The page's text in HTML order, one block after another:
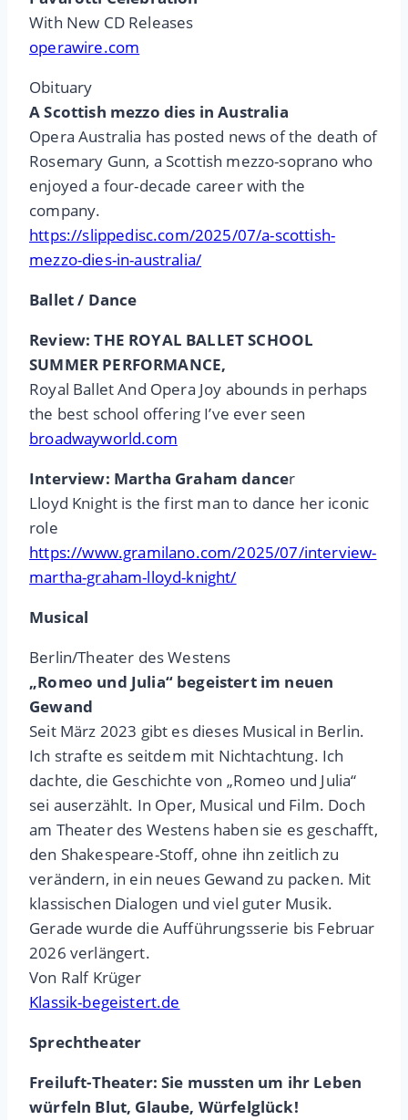
With New CD Releases
operawire.com
Obituary
A Scottish mezzo dies in Australia
Opera Australia has posted news of the death of
Rosemary Gunn, a Scottish mezzo-soprano who
enjoyed a four-decade career with the
company.
https://slippedisc.com/2025/07/a-scottish-
mezzo-dies-in-australia/
Ballet / Dance
Review: THE ROYAL BALLET SCHOOL
SUMMER PERFORMANCE,
Royal Ballet And Opera Joy abounds in perhaps
the best school offering I’ve ever seen
broadwayworld.com
Interview: Martha Graham dancer
Lloyd Knight is the first man to dance her iconic
role
https://www.gramilano.com/2025/07/interview-
martha-graham-lloyd-knight/
Musical
Berlin/Theater des Westens
„Romeo und Julia“ begeistert im neuen
Gewand
Seit März 2023 gibt es dieses Musical in Berlin.
Ich strafte es seitdem mit Nichtachtung. Ich
dachte, die Geschichte von „Romeo und Julia“
sei auserzählt. In Oper, Musical und Film. Doch
am Theater des Westens haben sie es geschafft,
den Shakespeare-Stoff, ohne ihn zeitlich zu
verändern, in ein neues Gewand zu packen. Mit
klassischen Dialogen und viel guter Musik.
Gerade wurde die Aufführungsserie bis Februar
2026 verlängert.
Von Ralf Krüger
Klassik-begeistert.de
Sprechtheater
Freiluft-Theater: Sie mussten um ihr Leben
würfeln Blut, Glaube, Würfelglück!